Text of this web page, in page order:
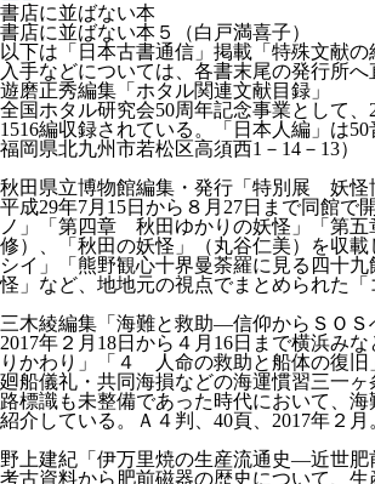
書店に並ばない本
書店に並ばない本５（白戸満喜子）
以下は「日本古書通信」掲載「特殊文献
入手などについては、各書末尾の発行所
遊磨正秀編集「ホタル関連文献目録」
全国ホタル研究会50周年記念事業として
1516編収録されている。「日本人編」は
福岡県北九州市若松区高須西1－14－13）
秋田県立博物館編集・発行「特別展 妖怪
平成29年7月15日から８月27日まで同館
ノ」「第四章 秋田ゆかりの妖怪」「第
修）、「秋田の妖怪」（丸谷仁美）を収
シイ」「熊野観心十界曼荼羅に見る四十
怪」など、地地元の視点でまとめられた
三木綾編集「海難と救助―信仰からＳＯＳ
2017年２月18日から４月16日まで横浜
りかわり」「４ 人命の救助と船体の復旧
廻船儀礼・共同海損などの海運慣習三一
路標識も未整備であった時代において、
紹介している。Ａ４判、40頁、2017年２
野上建紀「伊万里焼の生産流通史―近世肥
考古資料から肥前磁器の歴史について、